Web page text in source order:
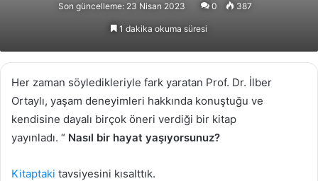
göndermek
Son güncelleme: 23 Nisan 2023 0 387
1 dakika okuma süresi
Her zaman söyledikleriyle fark yaratan Prof. Dr. İlber
Ortaylı, yaşam deneyimleri hakkında konuştuğu ve
kendisine dayalı birçok öneri verdiği bir kitap
yayınladı. “ Nasıl bir hayat yaşıyorsunuz?
Kitaptaki tavsiyesini kısalttık.